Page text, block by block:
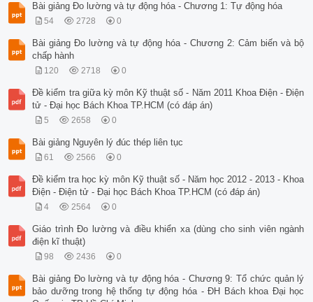
Bài giảng Đo lường và tự động hóa - Chương 1: Tự động hóa
54 2728 0
Bài giảng Đo lường và tự động hóa - Chương 2: Cảm biến và bộ
chấp hành
120 2718 0
Đề kiểm tra giữa kỳ môn Kỹ thuật số - Năm 2011 Khoa Điện - Điện
tử - Đại học Bách Khoa TP.HCM (có đáp án)
5 2658 0
Bài giảng Nguyên lý đúc thép liên tục
61 2566 0
Đề kiểm tra học kỳ môn Kỹ thuật số - Năm học 2012 - 2013 - Khoa
Điện - Điện tử - Đại học Bách Khoa TP.HCM (có đáp án)
4 2564 0
Giáo trình Đo lường và điều khiển xa (dùng cho sinh viên ngành
điện kĩ thuật)
98 2436 0
Bài giảng Đo lường và tự động hóa - Chương 9: Tổ chức quản lý
bảo dưỡng trong hệ thống tự động hóa - ĐH Bách khoa Đại học